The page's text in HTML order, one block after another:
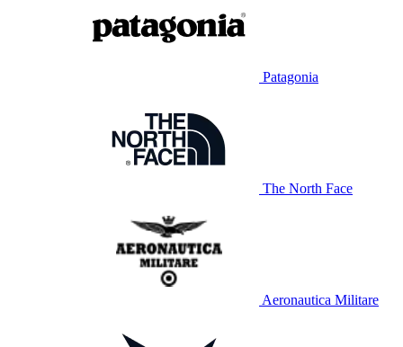
Patagonia
The North Face
Aeronautica Militare